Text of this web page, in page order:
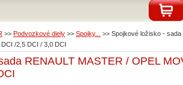
>> Podvozkové diely >> Spojky... >> Spojkové ložisko - sada
/2,5 DCI / 3,0 DCI
RENAULT MASTER / OPEL